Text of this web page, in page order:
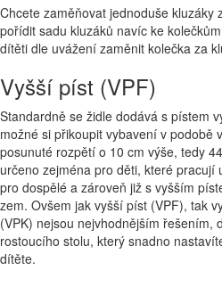
Chcete zaměňovat jednoduše kluzáky
pořídit sadu kluzáků navíc ke
dítěti dle uvážení zaměnit kolečka za
Vyšší píst (VPF)
Standardně se židle dodává s pístem
možné si přikoupit vybavení v podobě
posunuté rozpětí o 10 cm výše, tedy
určeno zejména pro děti, které
pro dospělé a zároveň již s vyšším
zem. Ovšem jak vyšší píst (VPF), tak
(VPK) nejsou nejvhodnějším řešením,
rostoucího stolu, který snadno
dítěte.